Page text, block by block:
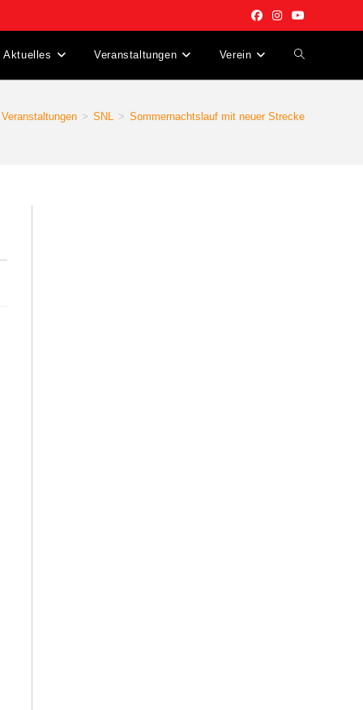
Aktuelles Veranstaltungen Verein Website-
Veranstaltungen > SNL > Sommernachtslauf mit neuer Strecke